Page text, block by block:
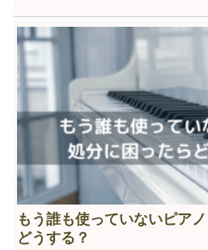
もう誰も使っていないピア
どうする？